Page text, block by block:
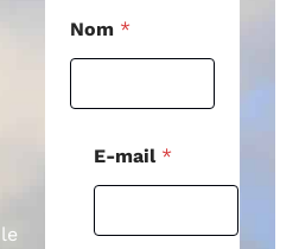
Nom *
E-mail *